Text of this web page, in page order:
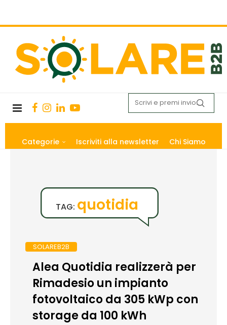
Categorie Iscriviti alla newsletter Chi Siamo
TAG: quotidia
SOLAREB2B
Alea Quotidia realizzerà per
Rimadesio un impianto
fotovoltaico da 305 kWp con
storage da 100 kWh